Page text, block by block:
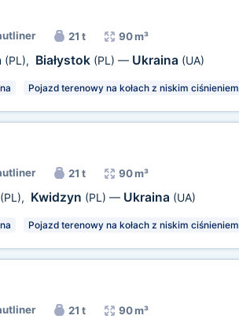
21 t 90 m³
(PL), Białystok (PL) — Ukraina (UA)
Pojazd terenowy na kołach z niskim ciśnieniem
21 t 90 m³
(PL), Kwidzyn (PL) — Ukraina (UA)
Pojazd terenowy na kołach z niskim ciśnieniem
21 t 90 m³